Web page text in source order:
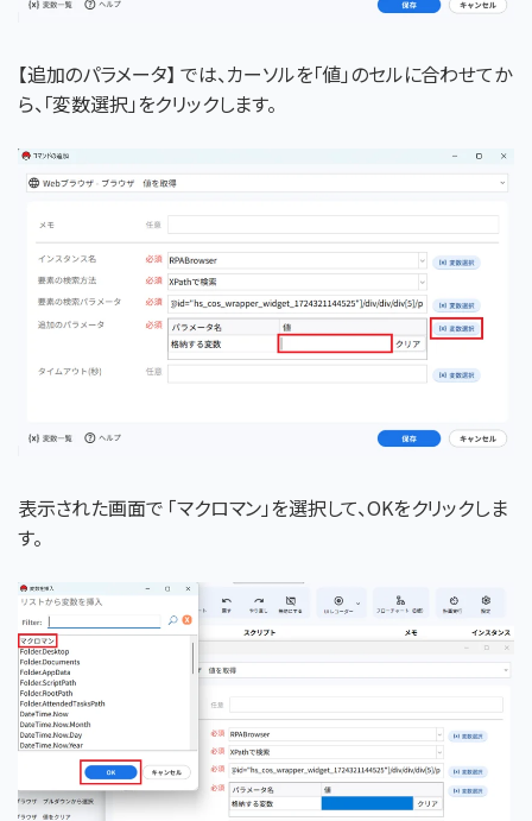
【追加のパラメータ】 では、カーソルを「値」のセルに合わせてか
ら、「変数選択」をクリックします。
表示された画面で 「マクロマン」を選択して、OKをクリックしま
す。